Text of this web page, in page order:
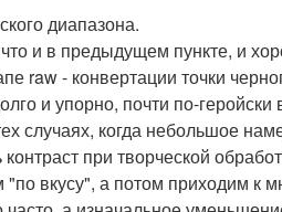
диапазона.
и в предыдущем пункте, и
raw - конвертации точки
и упорно, почти по-
случаях, когда небольшое
при творческой
вкусу", а потом приходим